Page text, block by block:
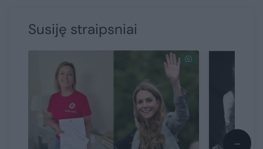
Susiję straipsniai
→